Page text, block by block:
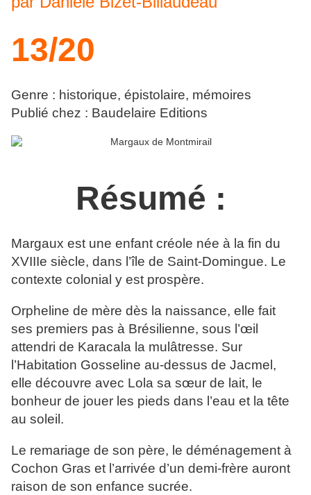
13/20
Genre : historique, épistolaire, mémoires
Publié chez : Baudelaire Editions
Résumé :
Margaux est une enfant créole née à la fin du
XVIIIe siècle, dans l’île de Saint-Domingue. Le
contexte colonial y est prospère.
Orpheline de mère dès la naissance, elle fait
ses premiers pas à Brésilienne, sous l’œil
attendri de Karacala la mulâtresse. Sur
l’Habitation Gosseline au-dessus de Jacmel,
elle découvre avec Lola sa sœur de lait, le
bonheur de jouer les pieds dans l’eau et la tête
au soleil.
Le remariage de son père, le déménagement à
Cochon Gras et l’arrivée d’un demi-frère auront
raison de son enfance sucrée.